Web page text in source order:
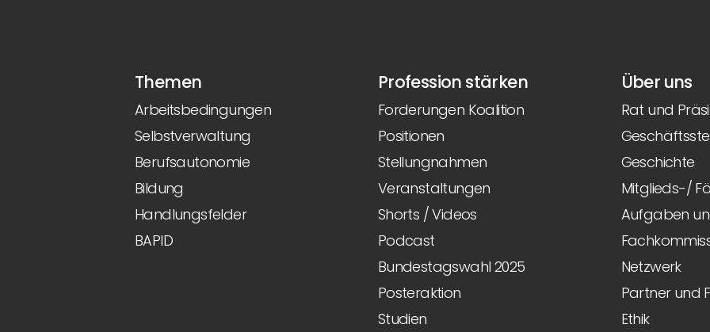
Themen
Arbeitsbedingungen
Selbstverwaltung
Berufsautonomie
Bildung
Handlungsfelder
BAPID
Profession stärken
Forderungen Koalition
Positionen
Stellungnahmen
Veranstaltungen
Shorts / Videos
Podcast
Bundestagswahl 2025
Posteraktion
Studien
Über uns
Rat und
Geschichte
Mitglieds-/
Aufgaben
Netzwerk
Partner und
Ethik